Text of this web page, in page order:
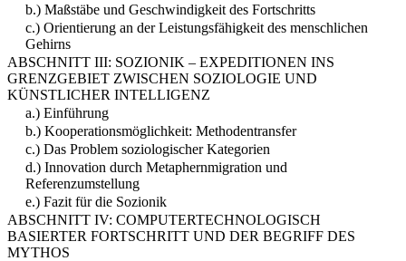
b.) Maßstäbe und Geschwindigkeit des Fortschritts
c.) Orientierung an der Leistungsfähigkeit des menschlichen
Gehirns
ABSCHNITT III: SOZIONIK – EXPEDITIONEN INS
GRENZGEBIET ZWISCHEN SOZIOLOGIE UND
KÜNSTLICHER INTELLIGENZ
a.) Einführung
b.) Kooperationsmöglichkeit: Methodentransfer
c.) Das Problem soziologischer Kategorien
d.) Innovation durch Metaphernmigration und
Referenzumstellung
e.) Fazit für die Sozionik
ABSCHNITT IV: COMPUTERTECHNOLOGISCH
BASIERTER FORTSCHRITT UND DER BEGRIFF DES
MYTHOS